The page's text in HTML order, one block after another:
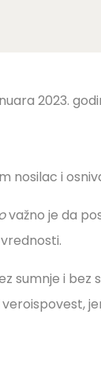
2023.
nosilac i
važno je da
sumnje i